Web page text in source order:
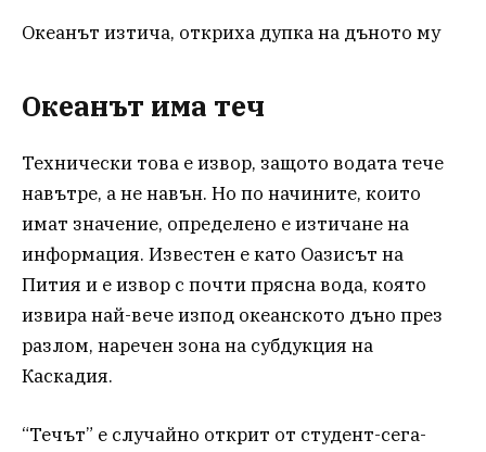
Океанът изтича, откриха дупка на дъното му
Океанът има теч
Технически това е извор, защото водата тече
навътре, а не навън. Но по начините, които
имат значение, определено е изтичане на
информация. Известен е като Оазисът на
Пития и е извор с почти прясна вода, която
извира най-вече изпод океанското дъно през
разлом, наречен зона на субдукция на
Каскадия.
“Течът” е случайно открит от студент-сега-